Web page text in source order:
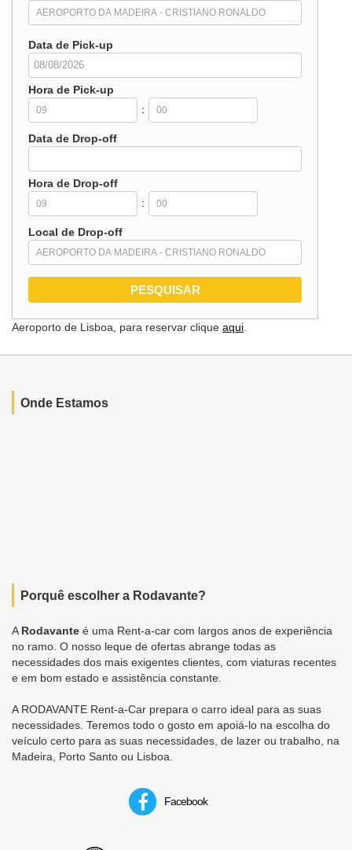
Data de Pick-up
Hora de Pick-up
:
Data de Drop-off
Hora de Drop-off
:
Local de Drop-off
Aeroporto de Lisboa, para reservar clique aqui.
Onde Estamos
Porquê escolher a Rodavante?
ARodavante é uma Rent-a-car com largos anos de experiência
no ramo. O nosso leque de ofertas abrange todas as
necessidades dos mais exigentes clientes, com viaturas recentes
e em bom estado e assistência constante.
A RODAVANTE Rent-a-Car prepara o carro ideal para as suas
necessidades. Teremos todo o gosto em apoiá-lo na escolha do
veículo certo para as suas necessidades, de lazer ou trabalho, na
Madeira, Porto Santo ou Lisboa.
Facebook